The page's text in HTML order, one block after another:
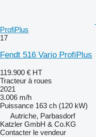
ProfiPlus
17
Fendt 516 Vario ProfiPlus
119.900 € HT
Tracteur à roues
2021
3.006 m/h
Puissance 163 ch (120 kW)
Autriche, Parbasdorf
Katzler GmbH & Co.KG
Contacter le vendeur